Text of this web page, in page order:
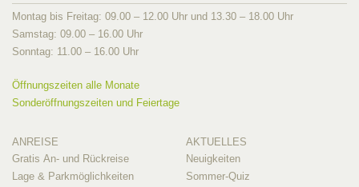
Montag bis Freitag: 09.00 – 12.00 Uhr und 13.30 – 18.00 Uhr
Samstag: 09.00 – 16.00 Uhr
Sonntag: 11.00 – 16.00 Uhr
Öffnungszeiten alle Monate
Sonderöffnungszeiten und Feiertage
ANREISE
Gratis An- und Rückreise
Lage & Parkmöglichkeiten
AKTUELLES
Neuigkeiten
Sommer-Quiz